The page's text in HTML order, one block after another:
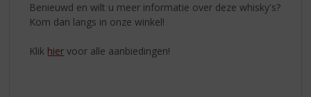
Benieuwd en wilt u meer informatie over deze whisky's?
Kom dan langs in onze winkel!
Klik hier voor alle aanbiedingen!